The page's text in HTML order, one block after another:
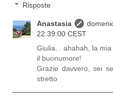
Risposte
Anastasia
22:39:00 CEST
Giulia... ahahah, la
il buonumore!
Grazie davvero, sei
stretto